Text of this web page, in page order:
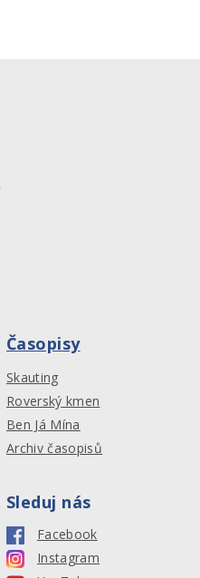
Časopisy
Skauting
Roverský kmen
Ben Já Mína
Archiv časopisů
Sleduj nás
Facebook
Instagram